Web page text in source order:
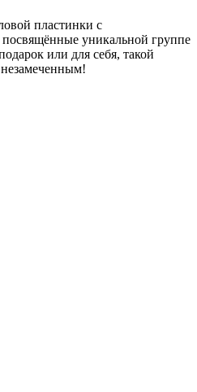
пластинки с
уникальной группе
или для себя, такой
незамеченным!